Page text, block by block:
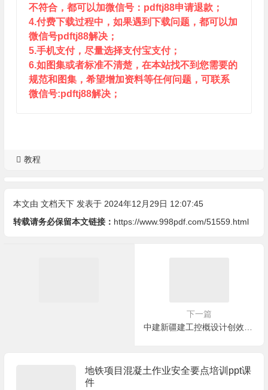
不符合，都可以加微信号：pdftj88申请退款；
4.付费下载过程中，如果遇到下载问题，都可以加
微信号pdftj88解决；
5.手机支付，尽量选择支付宝支付；
6.如图集或者标准不清楚，在本站找不到您需要的
规范和图集，希望增加资料等任何问题，可联系
微信号:pdftj88解决；
教程
本文由 文档天下发表于 2024年12月29日 12:07:45
转载请务必保留本文链接： https://www.998pdf.com/51559.html
下一篇
地铁项目混凝土作业安全要点培训ppt课
件